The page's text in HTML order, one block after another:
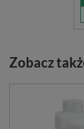
Zobacz